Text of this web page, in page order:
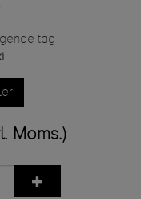
tag
Moms.)